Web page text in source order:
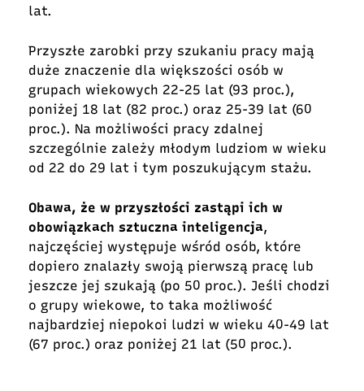
lat.
Przyszłe zarobki przy szukaniu pracy mają
duże znaczenie dla większości osób w
grupach wiekowych 22-25 lat (93 proc.),
poniżej 18 lat (82 proc.) oraz 25-39 lat (60
proc.). Na możliwości pracy zdalnej
szczególnie zależy młodym ludziom w wieku
od 22 do 29 lat i tym poszukującym stażu.
Obawa, że w przyszłości zastąpi ich w
obowiązkach sztuczna inteligencja,
najczęściej występuje wśród osób, które
dopiero znalazły swoją pierwszą pracę lub
jeszcze jej szukają (po 50 proc.). Jeśli chodzi
o grupy wiekowe, to taka możliwość
najbardziej niepokoi ludzi w wieku 40-49 lat
(67 proc.) oraz poniżej 21 lat (50 proc.).